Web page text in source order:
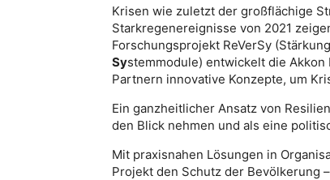
Krisen wie zuletzt der großflächige
Starkregenereignisse von 2021
Forschungsprojekt ReVerSy
Systemmodule) entwickelt die
Partnern innovative Konzepte, um
Ein ganzheitlicher Ansatz von
den Blick nehmen und als eine
Mit praxisnahen Lösungen in
Projekt den Schutz der Bevölkerung